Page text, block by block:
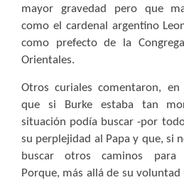
mayor gravedad pero que
como el cardenal argentino
como prefecto de la
Orientales.
Otros curiales comentaron, en
que si Burke estaba tan
situación podía buscar -por
su perplejidad al Papa y que, si
buscar otros caminos para
Porque, más allá de su